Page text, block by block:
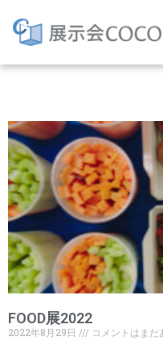
FOOD展2022
2022年8月29日
コメントはまだ